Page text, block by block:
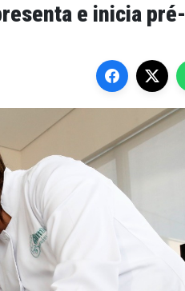
e inicia pré-